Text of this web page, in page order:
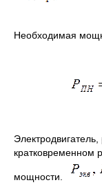
Необходимая
кратковременном
мощности.